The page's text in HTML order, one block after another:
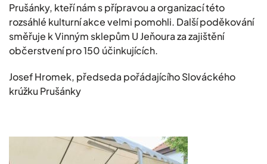
Prušánky, kteří nám s přípravou a organizací této
rozsáhlé kulturní akce velmi pomohli. Další poděkování
směřuje k Vinným sklepům U Jeňoura za zajištění
občerstvení pro 150 účinkujících.
Josef Hromek, předseda pořádajícího Slováckého
krúžku Prušánky